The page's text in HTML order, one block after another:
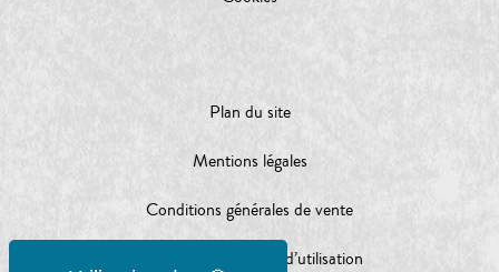
Plan du site
Mentions légales
Conditions générales de vente
Conditions générales d’utilisation